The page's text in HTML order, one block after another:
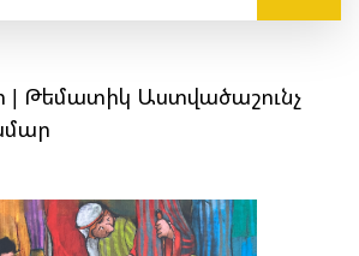
| Թեմատիկ Աստվածաշունչ